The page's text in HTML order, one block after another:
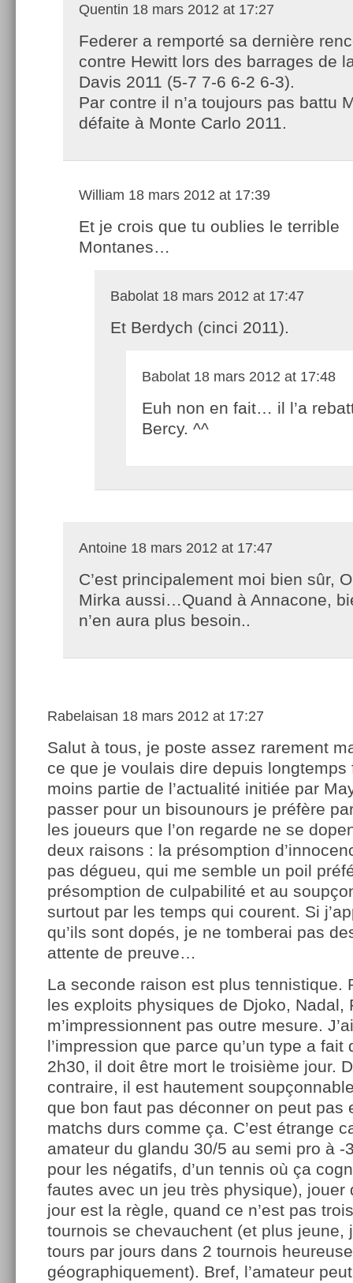
Quentin 18 mars 2012 at 17:27
Federer a remporté sa dernière
contre Hewitt lors des barrages de
Davis 2011 (5-7 7-6 6-2 6-3).
Par contre il n’a toujours pas battu
défaite à Monte Carlo 2011.
William 18 mars 2012 at 17:39
Et je crois que tu oublies le terrible
Montanes…
Babolat 18 mars 2012 at 17:47
Et Berdych (cinci 2011).
Babolat 18 mars 2012 at 17:48
Euh non en fait… il l’a
Bercy. ^^
Antoine 18 mars 2012 at 17:47
C’est principalement moi bien sûr,
Mirka aussi…Quand à Annacone,
n’en aura plus besoin..
Rabelaisan 18 mars 2012 at 17:27
Salut à tous, je poste assez rarement
ce que je voulais dire depuis longtemps
moins partie de l’actualité initiée par
passer pour un bisounours je préfère
les joueurs que l’on regarde ne se
deux raisons : la présomption
pas dégueu, qui me semble un poil
présomption de culpabilité et au
surtout par les temps qui courent. Si
qu’ils sont dopés, je ne tomberai pas
attente de preuve…
La seconde raison est plus tennistique.
les exploits physiques de Djoko, Nadal,
m’impressionnent pas outre mesure.
l’impression que parce qu’un type a fait
2h30, il doit être mort le troisième jour.
contraire, il est hautement
que bon faut pas déconner on peut pas
matchs durs comme ça. C’est étrange
amateur du glandu 30/5 au semi pro à -
pour les négatifs, d’un tennis où ça
fautes avec un jeu très physique), jouer
jour est la règle, quand ce n’est pas
tournois se chevauchent (et plus jeune,
tours par jours dans 2 tournois
géographiquement). Bref, l’amateur